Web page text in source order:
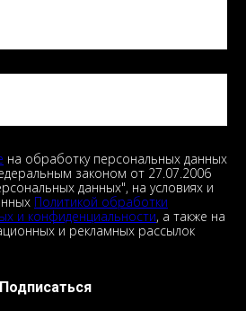
на обработку персональных данных
законом от 27.07.2006
данных", на условиях и
Политикой обработки
и конфиденциальности, а также на
и рекламных рассылок
Подписаться